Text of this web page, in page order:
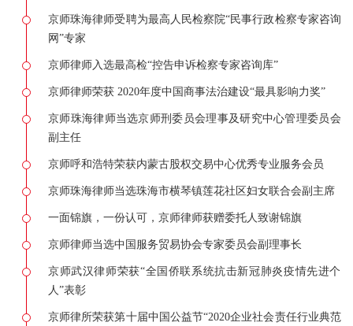
京师珠海律师受聘为最高人民检察院“民事行政检察专家咨询
网”专家
京师律师入选最高检“控告申诉检察专家咨询库”
京师律师荣获 2020年度中国商事法治建设“最具影响力奖”
京师珠海律师当选京师刑委员会理事及研究中心管理委员会
副主任
京师呼和浩特荣获内蒙古股权交易中心优秀专业服务会员
京师珠海律师当选珠海市横琴镇莲花社区妇女联合会副主席
一面锦旗，一份认可，京师律师获赠委托人致谢锦旗
京师律师当选中国服务贸易协会专家委员会副理事长
京师武汉律师荣获“全国侨联系统抗击新冠肺炎疫情先进个
人”表彰
京师律所荣获第十届中国公益节“2020企业社会责任行业典范